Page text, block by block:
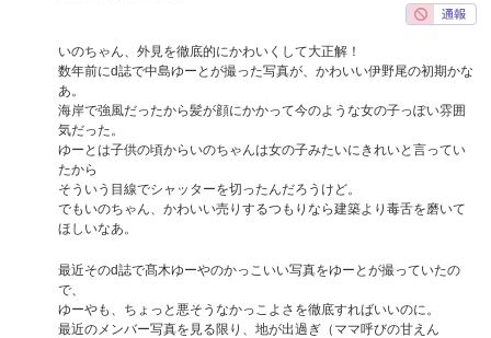
いのちゃん、外見を徹底的にかわいくして大正解！
数年前にd誌で中島ゆーとが撮った写真が、かわいい伊野尾の初期かな
あ。
海岸で強風だったから髪が顔にかかって今のような女の子っぽい雰囲
気だった。
ゆーとは子供の頃からいのちゃんは女の子みたいにきれいと言ってい
たから
そういう目線でシャッターを切ったんだろうけど。
でもいのちゃん、かわいい売りするつもりなら建築より毒舌を磨いて
ほしいなあ。
最近そのd誌で髙木ゆーやのかっこいい写真をゆーとが撮っていたの
で、
ゆーやも、ちょっと悪そうなかっこよさを徹底すればいいのに。
最近のメンバー写真を見る限り、地が出過ぎ（ママ呼びの甘えん